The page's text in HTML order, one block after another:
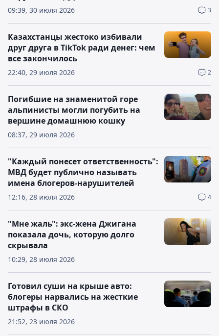
09:39, 30 июля 2026 3
22:40, 29 июля 2026 2
Казахстанцы жестоко избивали
друг друга в TikTok ради денег: чем
все закончилось
08:37, 29 июля 2026
Погибшие на знаменитой горе
альпинисты могли погубить на
вершине домашнюю кошку
12:16, 28 июля 2026 4
"Каждый понесет ответственность":
МВД будет публично называть
имена блогеров-нарушителей
10:29, 28 июля 2026
"Мне жаль": экс-жена Джигана
показала дочь, которую долго
скрывала
21:52, 23 июля 2026
Готовил суши на крыше авто:
блогеры нарвались на жесткие
штрафы в СКО